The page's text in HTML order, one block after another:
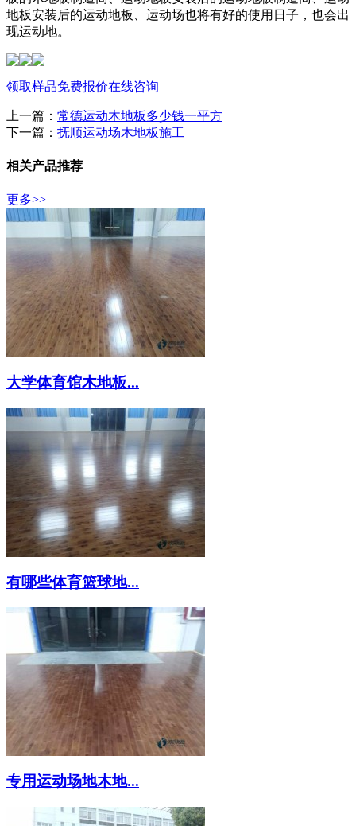
地板安装后的运动地板、运动场也将有好的使用日子，也会出
现运动地。
领取样品免费报价在线咨询
上一篇： 常德运动木地板多少钱一平方
下一篇： 抚顺运动场木地板施工
相关产品推荐
更多>>
大学体育馆木地板...
有哪些体育篮球地...
专用运动场地木地...